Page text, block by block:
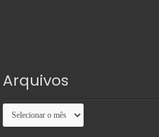
Arquivos
Arquivos